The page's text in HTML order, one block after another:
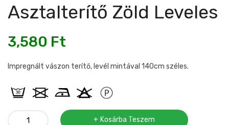
Asztalterítő Zöld Leveles
3,580 Ft
Impregnált vászon terítő, levél mintával 140cm széles.
Impregnált
Kosárba Teszem